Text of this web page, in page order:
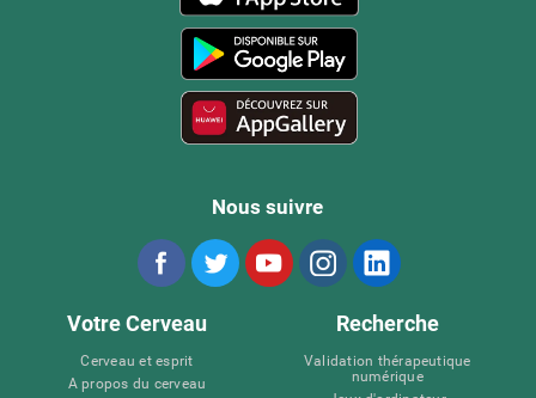
Nous suivre
Votre Cerveau
Cerveau et esprit
A propos du cerveau
Recherche
Validation thérapeutique
numérique